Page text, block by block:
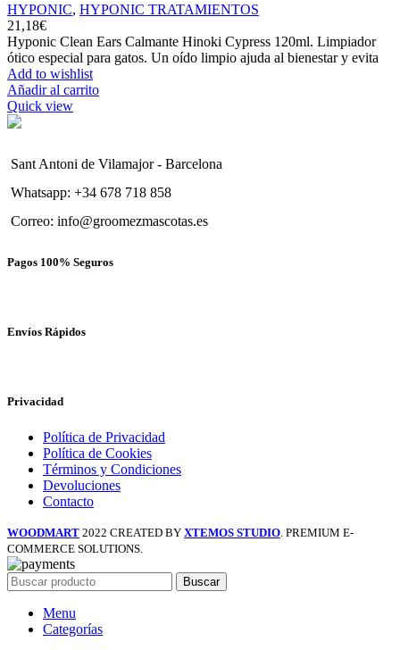
HYPONIC, HYPONIC TRATAMIENTOS
21,18€
Hyponic Clean Ears Calmante Hinoki Cypress 120ml. Limpiador
ótico especial para gatos. Un oído limpio ajuda al bienestar y evita
Add to wishlist
Añadir al carrito
Quick view
Sant Antoni de Vilamajor - Barcelona
Whatsapp: +34 678 718 858
Correo: info@groomezmascotas.es
Pagos 100% Seguros
Envíos Rápidos
Privacidad
Política de Privacidad
Política de Cookies
Términos y Condiciones
Devoluciones
Contacto
WOODMART 2022 CREATED BY XTEMOS STUDIO . PREMIUM E-
COMMERCE SOLUTIONS.
Buscar
Menu
Categorías